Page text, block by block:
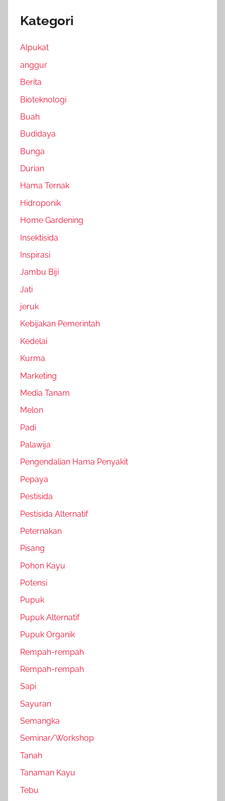
Kategori
Alpukat
anggur
Berita
Bioteknologi
Buah
Budidaya
Bunga
Durian
Hama Ternak
Hidroponik
Home Gardening
Insektisida
Inspirasi
Jambu Biji
Jati
jeruk
Kebijakan Pemerintah
Kedelai
Kurma
Marketing
Media Tanam
Melon
Padi
Palawija
Pengendalian Hama Penyakit
Pepaya
Pestisida
Pestisida Alternatif
Peternakan
Pisang
Pohon Kayu
Potensi
Pupuk
Pupuk Alternatif
Pupuk Organik
Rempah-rempah
Rempah-rempah
Sapi
Sayuran
Semangka
Seminar/Workshop
Tanah
Tanaman Kayu
Tebu